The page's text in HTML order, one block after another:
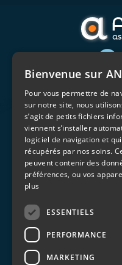
QUI SOMMES-NOUS ?
L'association
Notre organisation
L’équipe
Les atouts du contrat
associatif
NOS ARTICLES
Retraite
Prévoyance
Dépendance
Aidants
Bienvenue sur
Pour vous permettre de
sur notre site, nous
s’agit de petits fichiers
viennent s’installer
logiciel de navigation et
récupérés par nos soins.
peuvent contenir des
préférences, ou vos
plus
ESSENTIELS
PERFORMANCE
MARKETING